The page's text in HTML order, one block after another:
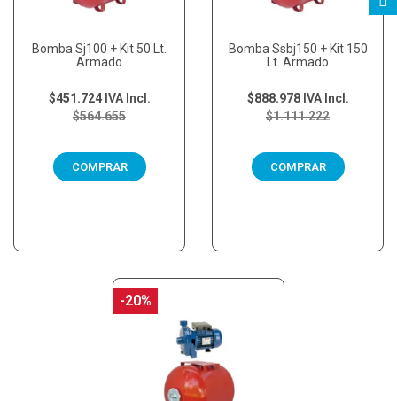
Bomba Sj100 + Kit 50 Lt.
Armado
$564.655
$451.724 IVA Incl.
COMPRAR
Bomba Ssbj150 + Kit 150
Lt. Armado
$1.111.222
$888.978 IVA Incl.
COMPRAR
-20%